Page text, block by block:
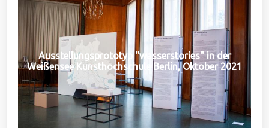
Ausstellungsprototyp "wasserstories" in der
Weißensee Kunsthochschule Berlin, Oktober 2021